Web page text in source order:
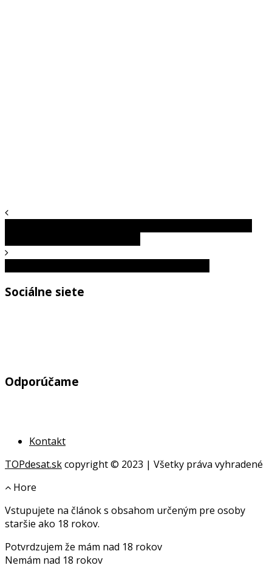
Sociálne siete
Odporúčame
Kontakt
TOPdesat.skcopyright © 2023 | Všetky práva vyhradené
Hore
online
geldanlagen
Vstupujete na článok s obsahom určeným pre osoby
staršie ako 18 rokov.
Potvrdzujem že mám nad 18 rokov
Nemám nad 18 rokov